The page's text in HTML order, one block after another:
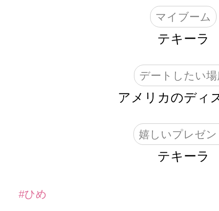
マイブーム
テキーラ
デートしたい場
アメリカのディ
嬉しいプレゼ
テキーラ
#ひめ